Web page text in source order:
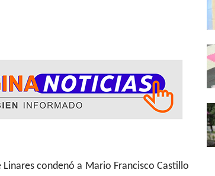
a Mario Francisco Castillo